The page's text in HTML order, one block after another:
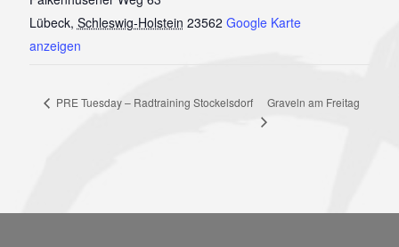
Lübeck, Schleswig-Holstein 23562 Google Karte
anzeigen
PRE Tuesday – Radtraining Stockelsdorf Graveln am Freitag